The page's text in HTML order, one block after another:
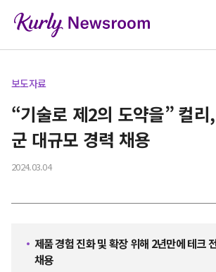
보도자료
“기술로 제2의 도약을” 컬리
군 대규모 경력 채용
2024.03.04
제품 경험 진화 및 확장 위해 2년만에 테크
채용